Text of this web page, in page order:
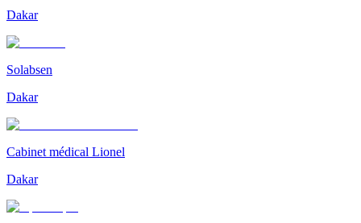
Dakar
Solabsen
Dakar
Cabinet médical Lionel
Dakar